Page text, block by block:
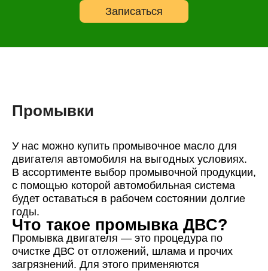
Hyundai
Lukoil
Mitsubishi
Motul
Nissan
Suprotec
SUZUKI
Total
Toyota
Лукойл
Записаться
Промывки
У нас можно купить промывочное масло для
двигателя автомобиля на выгодных условиях.
В ассортименте выбор промывочной продукции,
с помощью которой автомобильная система
будет оставаться в рабочем состоянии долгие
годы.
Что такое промывка ДВС?
Промывка двигателя — это процедура по
очистке ДВС от отложений, шлама и прочих
загрязнений. Для этого применяются